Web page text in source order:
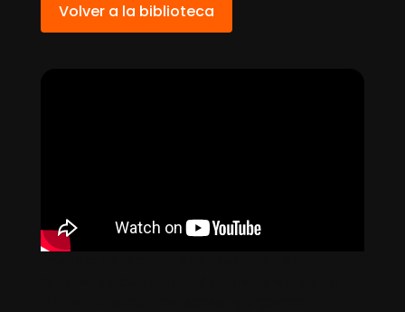
Volver a la biblioteca